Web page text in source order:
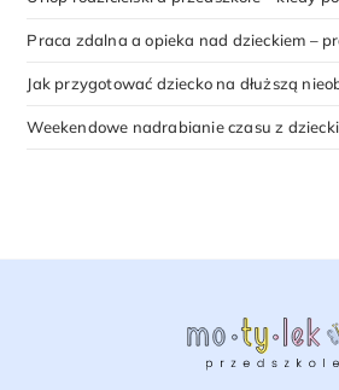
Praca zdalna a opieka nad dzieckiem –
Jak przygotować dziecko na dłuższą
Weekendowe nadrabianie czasu z